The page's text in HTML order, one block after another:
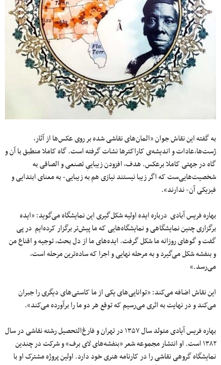
به گفته این نقاش جوان «المان‌های نقاشی شده بر روی عکس‌ها از آثار،
ژست‌ها،عادات و اندیشه‌ی کاراکترها نشات گرفته است. گاه کاملا منطبق با آن و
گاه در جهتی کاملا برعکس. هدف، افزودن زیباییِ تصنعی و الصاقی به
شخصیت‌هایی‌ست که اگر زیبا نیستند نیازی هم به زیبایی- به معنای ابتدایی و
فیزیکی آن- ندارند».
بهاره فریس آبادی درباره ایده اولیه شکل‌گیری این نمایشگاه می‌گوید: «ایده
برگزاری چنین نمایشگاهی و نمایشگاه‌هایی که ما پیش‌تر برگزار کرده‌ایم در پی
گفت و گوهای روزانه ما شکل گرفت. ایده‌های ما از دل بحث، توجیه و اقناع من
و بنفشه شکل می‌گیرد و به مرحله نهایی و اجرا که ساده‌ترین مرحله است،
می‌رسد.»
این نقاش اضافه می‌کند: «توانایی‌های یکی از ما کاستی‌های دیگری را جبران
می‌کند و در نهایت به اثری می‌رسیم که توقع هر دو ما را برآورده می‌کند».
بهاره فریس آیادی متولد سال ۱۳۵۷ در تهران و فارغ‌التحصیل رشته نقاشی در سال
۱۳۸۲ است. او انتشار مجموعه شعر «بنفشه‌های لای برف» و شرکت در چندین
نمایشگاه گروهی نقاشی را در کارنامه‌ هنری خود دارد. اولین پروژه‌ مشترک او با